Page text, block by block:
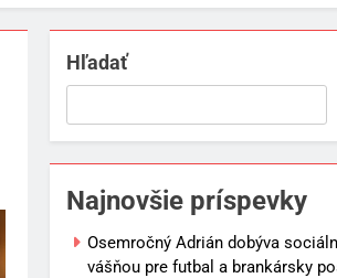
Hľadať
Najnovšie príspevky
Osemročný Adrián dobýva
vášňou pre futbal a brankársky